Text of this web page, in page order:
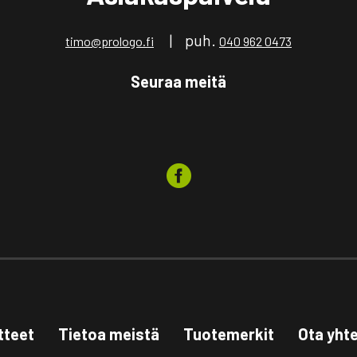
timo@prologo.fi | puh. 040 962 0473
Seuraa meitä
Tietoa meistä Tuotemerkit Ota